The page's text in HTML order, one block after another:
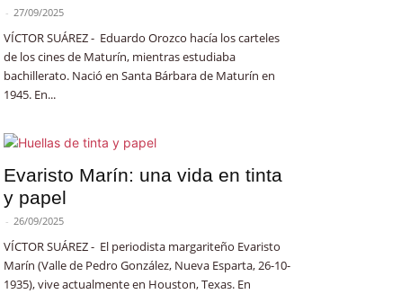
- 27/09/2025
VÍCTOR SUÁREZ - Eduardo Orozco hacía los carteles
de los cines de Maturín, mientras estudiaba
bachillerato. Nació en Santa Bárbara de Maturín en
1945. En...
Evaristo Marín: una vida en tinta
y papel
- 26/09/2025
VÍCTOR SUÁREZ - El periodista margariteño Evaristo
Marín (Valle de Pedro González, Nueva Esparta, 26-10-
1935), vive actualmente en Houston, Texas. En